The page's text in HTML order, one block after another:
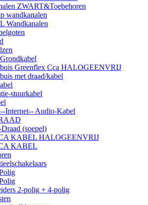
ZWART&Toebehoren
wandkanalen
Wandkanalen
Greenflex Cca HALOGEENVRIJ
met draad/kabel
stuurkabel
Internet-- Audio-Kabel
(soepel)
KABEL HALOGEENVRIJ
KABEL
2-polig + 4-polig